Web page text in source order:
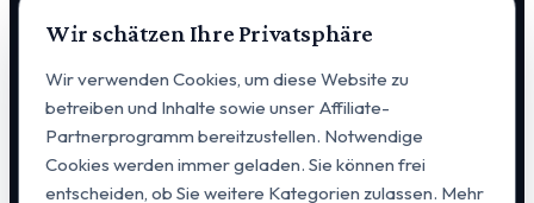
Datenschutz
Cookie-Einstellungen
Wir schätzen Ihre Privatsphäre
Wir verwenden Cookies, um diese Website zu
betreiben und Inhalte sowie unser Affiliate-
Partnerprogramm bereitzustellen. Notwendige
Cookies werden immer geladen. Sie können frei
entscheiden, ob Sie weitere Kategorien zulassen. Mehr